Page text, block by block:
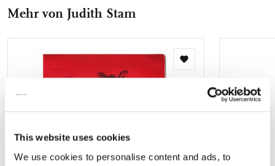
This website uses cookies
We use cookies to personalise content and ads, to
teilen
Mehr von Judith Stam
Zur
hinzufügen